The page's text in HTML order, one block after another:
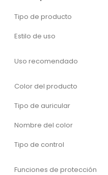
Tipo de producto
Estilo de uso
Uso recomendado
Color del producto
Tipo de auricular
Nombre del color
Tipo de control
Funciones de protección